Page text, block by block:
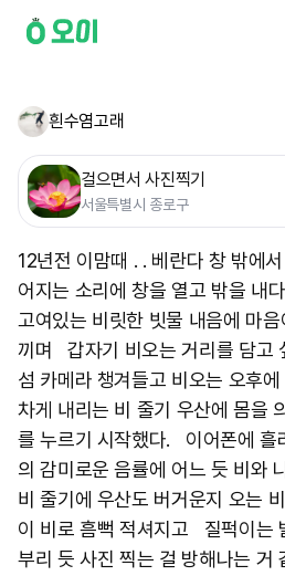
흰수염고래
걸으면서 사진찍기
서울특별시 종로구
12년전 이맘때 . . 베란다 창 밖에
어지는 소리에 창을 열고 밖을 내
고여있는 비릿한 빗물 내음에 마
끼며 갑자기 비오는 거리를 담고
섬 카메라 챙겨들고 비오는 오후
차게 내리는 비 줄기 우산에 몸을
를 누르기 시작했다. 이어폰에 흘
의 감미로운 음률에 어느 듯 비와
비 줄기에 우산도 버거운지 오는
이 비로 흠뻑 적셔지고 질퍽이는
부리 듯 사진 찍는 걸 방해나는 거